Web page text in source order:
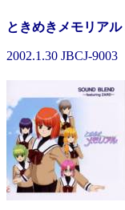
ときめきメモリア
2002.1.30 JBCJ-9003